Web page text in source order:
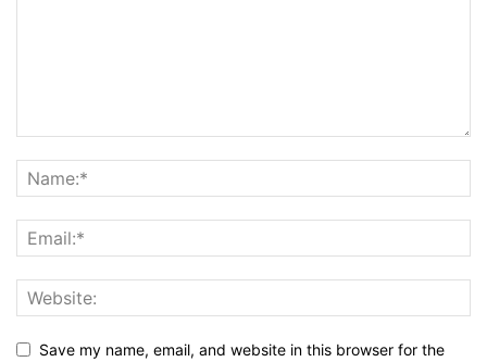
Save my name, email, and website in this browser for the